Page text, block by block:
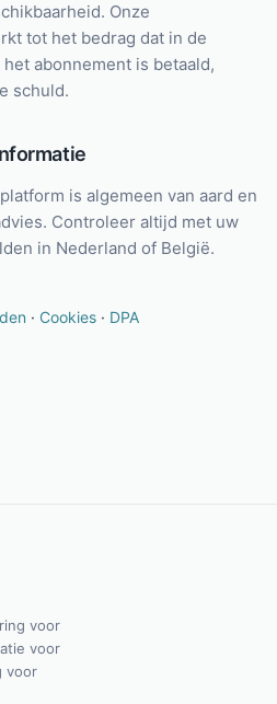
Onze
tot het bedrag dat in de
abonnement is betaald,
schuld.
is algemeen van aard en
Controleer altijd met uw
in Nederland of België.
· Cookies · DPA
voor
voor
voor